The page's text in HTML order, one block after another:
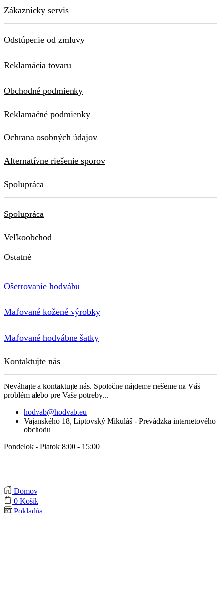
Zákaznícky servis
Odstúpenie od zmluvy
Reklamácia tovaru
Obchodné podmienky
Reklamačné podmienky
Ochrana osobných údajov
Alternatívne riešenie sporov
Spolupráca
Spolupráca
Veľkoobchod
Ostatné
Ošetrovanie hodvábu
Maľované kožené výrobky
Maľované hodvábne šatky
Kontaktujte nás
Neváhajte a kontaktujte nás. Spoločne nájdeme riešenie na Váš
problém alebo pre Vaše potreby...
hodvab@hodvab.eu
Vajanského 18, Liptovský Mikuláš - Prevádzka internetového
obchodu
Pondelok - Piatok 8:00 - 15:00
Domov
0 Košík
Pokladňa